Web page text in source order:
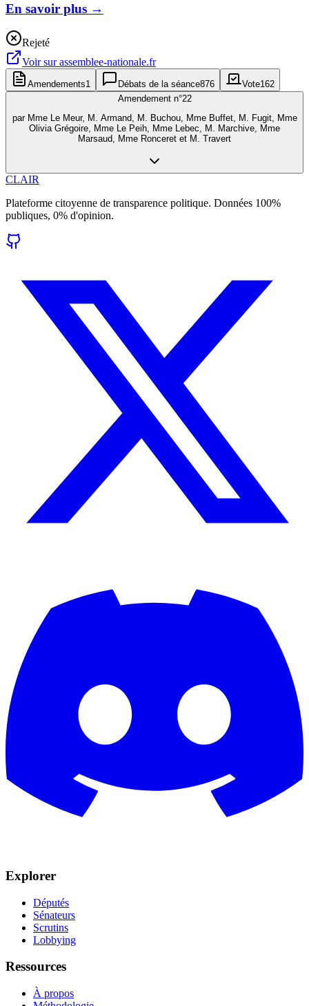
En savoir plus →
Rejeté
Voir surassemblee-nationale.fr
Amendements1 Débats de la séance876 Vote162
Amendement n°22
par Mme Le Meur, M. Armand, M. Buchou, Mme Buffet, M. Fugit, Mme
Olivia Grégoire, Mme Le Peih, Mme Lebec, M. Marchive, Mme
Marsaud, Mme Ronceret et M. Travert
CLAIR
Plateforme citoyenne de transparence politique. Données 100%
publiques, 0% d'opinion.
Explorer
Députés
Sénateurs
Scrutins
Lobbying
Ressources
À propos